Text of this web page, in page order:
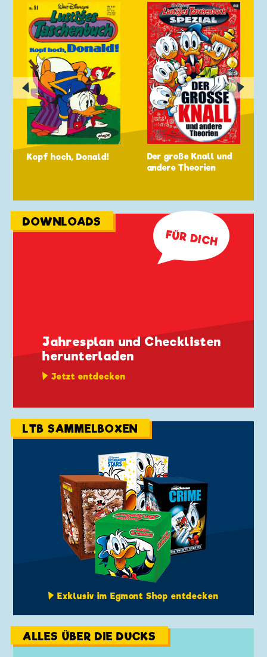
Kopf hoch, Donald!
Der große Knall und
andere Theorien
▶
◀
DOWNLOADS
Jahresplan und Checklisten
herunterladen
Jetzt entdecken
🗩
FÜR DICH
LTB SAMMELBOXEN
Exklusiv im Egmont Shop entdecken
ALLES ÜBER DIE DUCKS